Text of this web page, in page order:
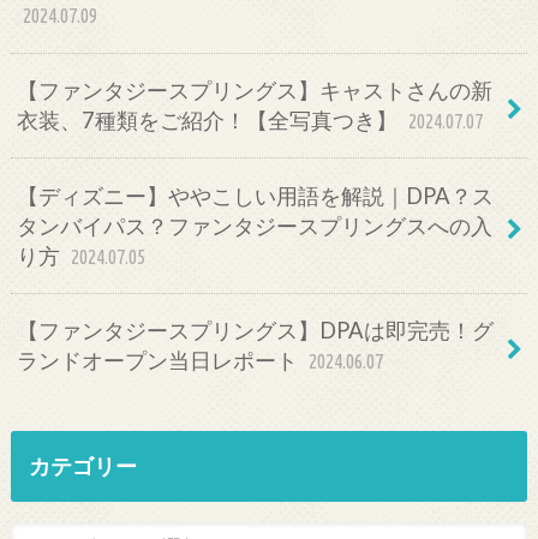
2024.07.09
【ファンタジースプリングス】キャストさんの新
衣装、7種類をご紹介！【全写真つき】
2024.07.07
【ディズニー】ややこしい用語を解説｜DPA？ス
タンバイパス？ファンタジースプリングスへの入
り方 2024.07.05
【ファンタジースプリングス】DPAは即完売！グ
ランドオープン当日レポート
2024.06.07
カテゴリー